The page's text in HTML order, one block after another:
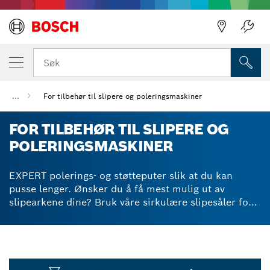
Søk
... For tilbehør til slipere og poleringsmaskiner
FOR TILBEHØR TIL SLIPERE OG
POLERINGSMASKINER
EXPERT polerings- og støtteputer slik at du kan
pusse lenger. Ønsker du å få mest mulig ut av
slipearkene dine? Bruk våre sirkulære slipesåler for å
kombineres med flerhullsslipepapir, kan en